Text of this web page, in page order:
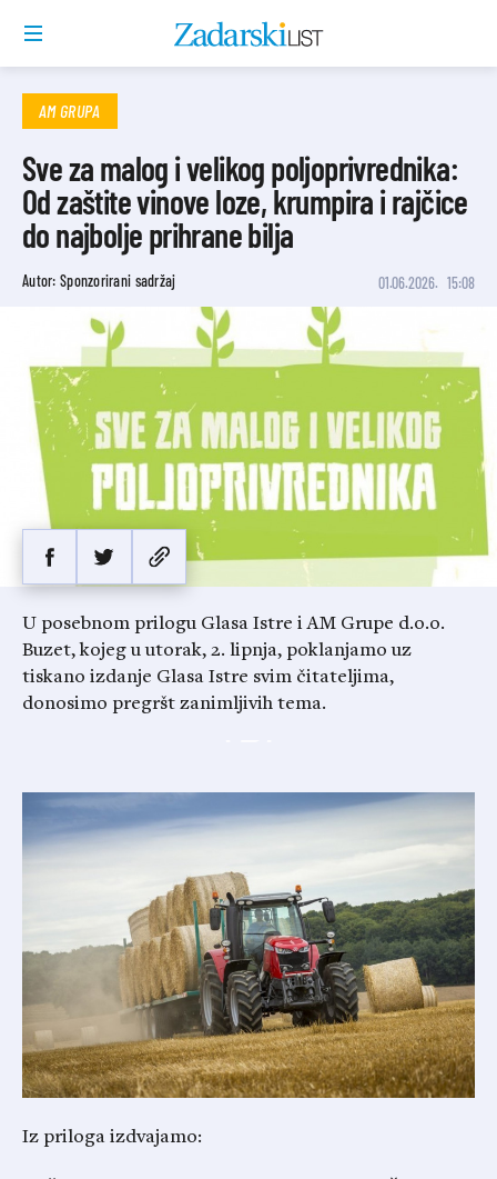
AM GRUPA
Sve za malog i velikog poljoprivrednika:
Od zaštite vinove loze, krumpira i rajčice
do najbolje prihrane bilja
Autor: Sponzorirani sadržaj 01.06.2026. 15:08
U posebnom prilogu Glasa Istre i AM Grupe d.o.o.
Buzet, kojeg u utorak, 2. lipnja, poklanjamo uz
tiskano izdanje Glasa Istre svim čitateljima,
donosimo pregršt zanimljivih tema.
Iz priloga izdvajamo: